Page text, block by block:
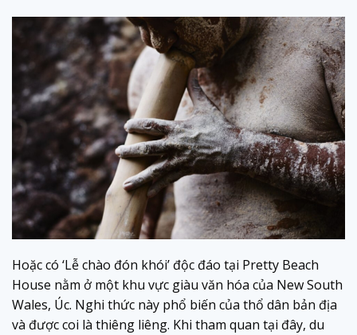
Hoặc có ‘Lễ chào đón khói’ độc đáo tại Pretty Beach
House nằm ở một khu vực giàu văn hóa của New South
Wales, Úc. Nghi thức này phổ biến của thổ dân bản địa
và được coi là thiêng liêng. Khi tham quan tại đây, du